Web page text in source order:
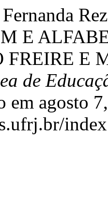
E
FREIRE
de
em agosto